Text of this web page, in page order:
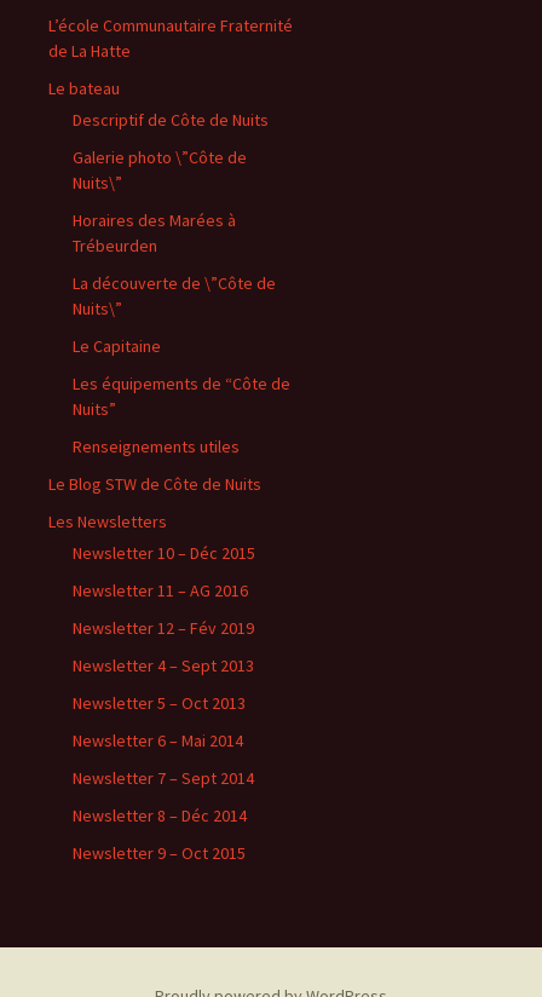
L’école Communautaire Fraternité
de La Hatte
Le bateau
Descriptif de Côte de Nuits
Galerie photo \”Côte de
Nuits\”
Horaires des Marées à
Trébeurden
La découverte de \”Côte de
Nuits\”
Le Capitaine
Les équipements de “Côte de
Nuits”
Renseignements utiles
Le Blog STW de Côte de Nuits
Les Newsletters
Newsletter 10 – Déc 2015
Newsletter 11 – AG 2016
Newsletter 12 – Fév 2019
Newsletter 4 – Sept 2013
Newsletter 5 – Oct 2013
Newsletter 6 – Mai 2014
Newsletter 7 – Sept 2014
Newsletter 8 – Déc 2014
Newsletter 9 – Oct 2015